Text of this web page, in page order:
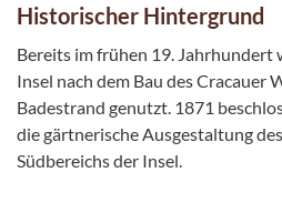
Historischer Hintergrund
Bereits im frühen 19. Jahrhundert
Insel nach dem Bau des Cracauer
Badestrand genutzt. 1871
die gärtnerische Ausgestaltung
Südbereichs der Insel.